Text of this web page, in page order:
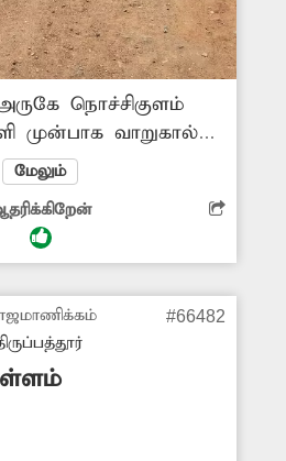
நொச்சிகுளம்
முன்பாக வாறுகால்
துவாரம் விழுந்து
அதில் தற்காலிகமாக
கொட்டி
மழையில் மண்
வாறுகால் பாலமும்
இதனால்
குளத்துக்குள் தண்ணீர்
வெள்ளம் புகும்
எனவே வாறுகால்
வடிகாலையும்
மேலும்
#66482